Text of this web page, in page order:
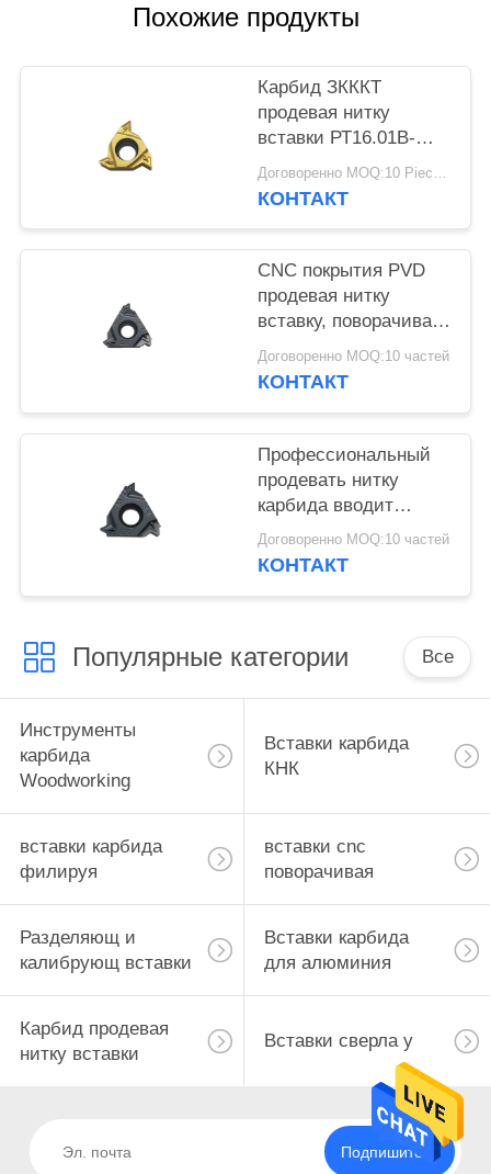
КАРТА
ПОЛИТИКА
КОНФИДЕНЦИАЛЬНОСТИ
Похожие продукты
Карбид ЗКККТ
продевая нитку
вставки РТ16.01В-
Г55П ИБГ201 для
подвергая
Договоренно MOQ:10 Piece / Pieces
КОНТАКТ
CNC покрытия PVD
продевая нитку
вставку, поворачивая
инструмент вводит
16ER200ISO
Договоренно MOQ:10 частей
КОНТАКТ
Профессиональный
продевать нитку
карбида вводит
16ER11W, образец
приемлемый
Договоренно MOQ:10 частей
КОНТАКТ
Популярные категории Все
Инструменты
карбида
Woodworking
Вставки карбида
КНК
вставки карбида
филируя
вставки cnc
поворачивая
Разделяющ и
калибрующ вставки
Вставки карбида
для алюминия
Карбид продевая
нитку вставки
Вставки сверла у
Подпишитесь